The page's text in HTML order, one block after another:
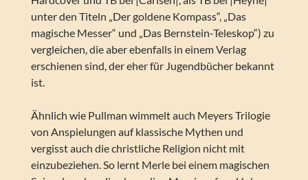
unter den Titeln „Der goldene Kompass“, „Das
magische Messer“ und „Das Bernstein-Teleskop“) zu
vergleichen, die aber ebenfalls in einem Verlag
erschienen sind, der eher für Jugendbücher bekannt
ist.
Ähnlich wie Pullman wimmelt auch Meyers Trilogie
von Anspielungen auf klassische Mythen und
vergisst auch die christliche Religion nicht mit
einzubeziehen. So lernt Merle bei einem magischen